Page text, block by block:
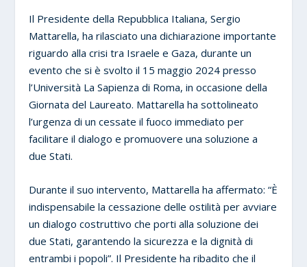
Il Presidente della Repubblica Italiana, Sergio
Mattarella, ha rilasciato una dichiarazione importante
riguardo alla crisi tra Israele e Gaza, durante un
evento che si è svolto il 15 maggio 2024 presso
l’Università La Sapienza di Roma, in occasione della
Giornata del Laureato. Mattarella ha sottolineato
l’urgenza di un cessate il fuoco immediato per
facilitare il dialogo e promuovere una soluzione a
due Stati.
Durante il suo intervento, Mattarella ha affermato: “È
indispensabile la cessazione delle ostilità per avviare
un dialogo costruttivo che porti alla soluzione dei
due Stati, garantendo la sicurezza e la dignità di
entrambi i popoli”. Il Presidente ha ribadito che il